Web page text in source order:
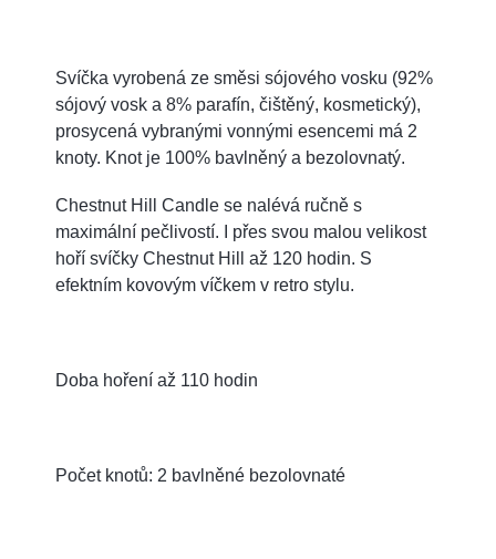
Svíčka vyrobená ze směsi sójového vosku (92%
sójový vosk a 8% parafín, čištěný, kosmetický),
prosycená vybranými vonnými esencemi má 2
knoty. Knot je 100% bavlněný a bezolovnatý.
Chestnut Hill Candle se nalévá ručně s
maximální pečlivostí. I přes svou malou velikost
hoří svíčky Chestnut Hill až 120 hodin. S
efektním kovovým víčkem v retro stylu.
Doba hoření až 110 hodin
Počet knotů: 2 bavlněné bezolovnaté